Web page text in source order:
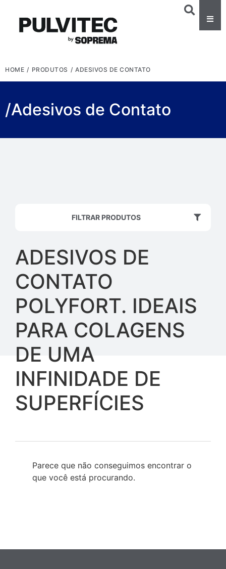
HOME / PRODUTOS / ADESIVOS DE CONTATO
/Adesivos de Contato
FILTRAR PRODUTOS
ADESIVOS DE
CONTATO
POLYFORT. IDEAIS
PARA COLAGENS
DE UMA
INFINIDADE DE
SUPERFÍCIES
Parece que não conseguimos encontrar o
que você está procurando.